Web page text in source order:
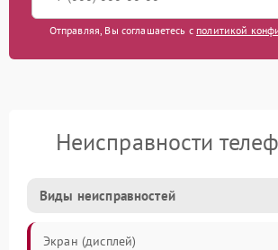
Отправляя, Вы соглашаетесь с политикой
Неисправности
Виды неисправностей
Экран (дисплей)